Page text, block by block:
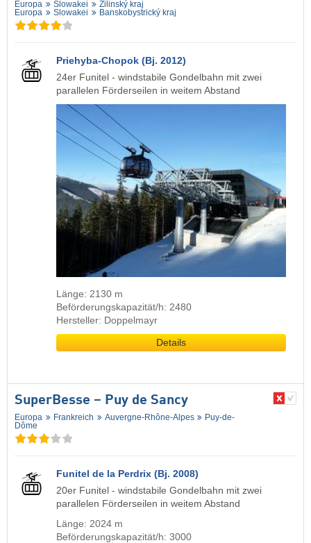
Europa Slowakei
Žilinský kraj
Europa
Slowakei Banskobystrický kraj
Priehyba-Chopok (Bj. 2012)
24er Funitel - windstabile Gondelbahn mit zwei
parallelen Förderseilen in weitem Abstand
Länge: 2130 m
Beförderungskapazität/h: 2480
Hersteller: Doppelmayr
Details
SuperBesse – Puy de Sancy
Europa Frankreich Auvergne-Rhône-Alpes
Puy-de-
Dôme
Funitel de la Perdrix (Bj. 2008)
20er Funitel - windstabile Gondelbahn mit zwei
parallelen Förderseilen in weitem Abstand
Länge: 2024 m
Beförderungskapazität/h: 3000